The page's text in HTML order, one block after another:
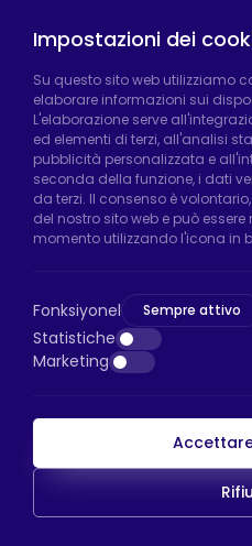
Fabbrica di Hadımköy:
Uzunçayır Street, No:11
Arnavutköy/Istanbul
Telefono:+90 212 640
Email:
Negozio Bayrampasa:
Bayrampaşa/Istanbul
Telefono:+90 530 044
Email:info@htsteker.com
Impostazioni dei
Su questo sito web utilizziamo
elaborare informazioni sui
L'elaborazione serve
ed elementi di terzi, all'analisi
pubblicità personalizzata e
seconda della funzione, i dati
da terzi. Il consenso è
del nostro sito web e può
momento utilizzando l'icona in
Fonksiyonel Sempre attivo
Statistiche
Marketing